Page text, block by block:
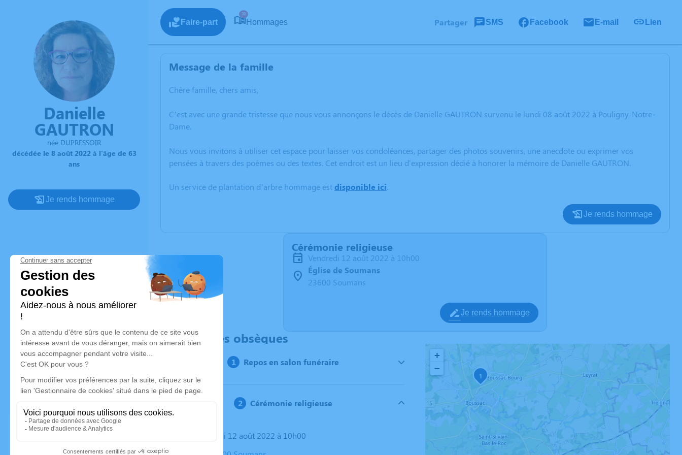
Danielle
GAUTRON
née DUPRESSOIR
décédée le 8 août 2022 à l'âge de 63
ans
Je rends hommage
Faire-part
39
Hommages Partager SMS Facebook E-mail Lien
Message de la famille
Chère famille, chers amis,
C’est avec une grande tristesse que nous vous annonçons le décès de Danielle GAUTRON survenu le lundi 08 août 2022 à Pouligny-Notre-
Dame.
Nous vous invitons à utiliser cet espace pour laisser vos condoléances, partager des photos souvenirs, une anecdote ou exprimer vos
pensées à travers des poèmes ou des textes. Cet endroit est un lieu d'expression dédié à honorer la mémoire de Danielle GAUTRON.
Un service de plantation d’arbre hommage estdisponible ici.
Je rends hommage
Cérémonie religieuse
vendredi 12 août 2022 à 10h00
Église de Soumans
23600 Soumans
Je rends hommage
Déroulé des obsèques
Repos en salon funéraire
Cérémonie religieuse
Le vendredi 12 août 2022 à 10h00
1
+
−